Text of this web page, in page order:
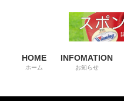
HOME
ホーム
INFOMATION
お知らせ